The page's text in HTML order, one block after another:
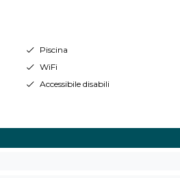
Piscina
WiFi
Accessibile disabili